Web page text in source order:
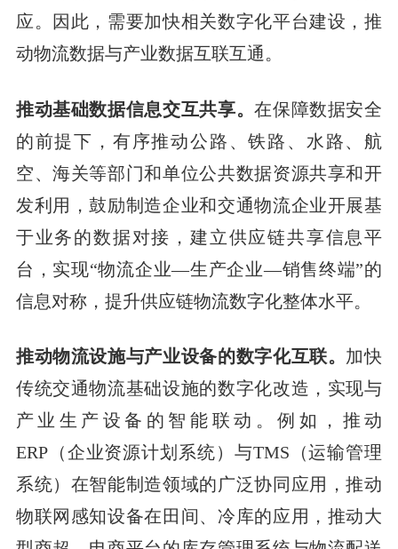
应。因此，需要加快相关数字化平台建设，推
动物流数据与产业数据互联互通。
推动基础数据信息交互共享。在保障数据安全
的前提下，有序推动公路、铁路、水路、航
空、海关等部门和单位公共数据资源共享和开
发利用，鼓励制造企业和交通物流企业开展基
于业务的数据对接，建立供应链共享信息平
台，实现“物流企业—生产企业—销售终端”的
信息对称，提升供应链物流数字化整体水平。
推动物流设施与产业设备的数字化互联。 加快
传统交通物流基础设施的数字化改造，实现与
产业生产设备的智能联动。例如，推动
ERP（企业资源计划系统）与TMS（运输管理
系统）在智能制造领域的广泛协同应用，推动
物联网感知设备在田间、冷库的应用，推动大